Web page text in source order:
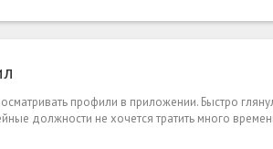
профили в приложении. Быстро
должности не хочется тратить много